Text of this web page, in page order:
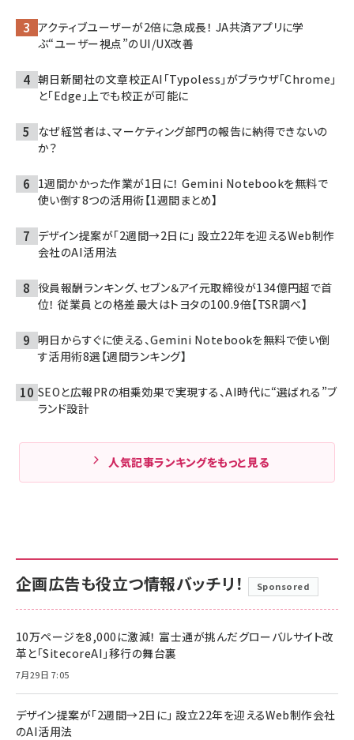
アクティブユーザーが2倍に急成長！ JA共済アプリに学
ぶ“ユーザー視点”のUI/UX改善
朝日新聞社の文章校正AI「Typoless」がブラウザ「Chrome」
と「Edge」上でも校正が可能に
なぜ経営者は、マーケティング部門の報告に納得できないの
か？
1週間かかった作業が1日に！ Gemini Notebookを無料で
使い倒す8つの活用術【1週間まとめ】
デザイン提案が「2週間→2日に」 設立22年を迎えるWeb制作
会社のAI活用法
役員報酬ランキング、セブン＆アイ元取締役が134億円超で首
位！ 従業員との格差最大はトヨタの100.9倍【TSR調べ】
明日からすぐに使える、Gemini Notebookを無料で使い倒
す活用術8選【週間ランキング】
SEOと広報PRの相乗効果で実現する、AI時代に“選ばれる”ブ
ランド設計
人気記事ランキングをもっと見る
企画広告も役立つ情報バッチリ！ Sponsored
10万ページを8,000に激減！ 富士通が挑んだグローバルサイト改
革と「SitecoreAI」移行の舞台裏
7月29日 7:05
デザイン提案が「2週間→2日に」 設立22年を迎えるWeb制作会社
のAI活用法